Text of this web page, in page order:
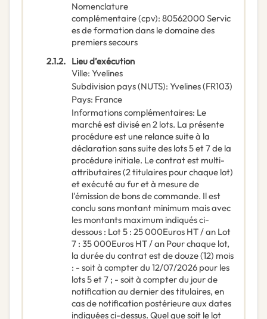
Nomenclature
complémentaire(cpv): 80562000 Servic
es de formation dans le domaine des
premiers secours
2.1.2. Lieu d’exécution
Ville: Yvelines
Subdivision pays (NUTS): Yvelines(FR103)
Pays: France
Informations complémentaires: Le
marché est divisé en 2 lots. La présente
procédure est une relance suite à la
déclaration sans suite des lots 5 et 7 de la
procédure initiale. Le contrat est multi-
attributaires (2 titulaires pour chaque lot)
et exécuté au fur et à mesure de
l'émission de bons de commande. Il est
conclu sans montant minimum mais avec
les montants maximum indiqués ci-
dessous : Lot 5 : 25 000Euros HT / an Lot
7 : 35 000Euros HT / an Pour chaque lot,
la durée du contrat est de douze (12) mois
: - soit à compter du 12/07/2026 pour les
lots 5 et 7 ; - soit à compter du jour de
notification au dernier des titulaires, en
cas de notification postérieure aux dates
indiquées ci-dessus. Quel que soit le lot